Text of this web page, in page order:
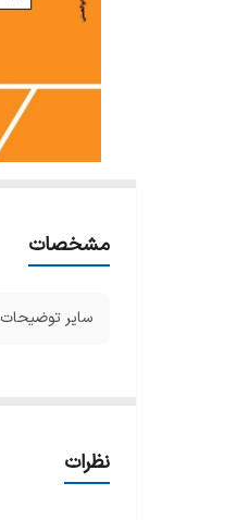
مشخصات
سایر توضیحات
نظرات